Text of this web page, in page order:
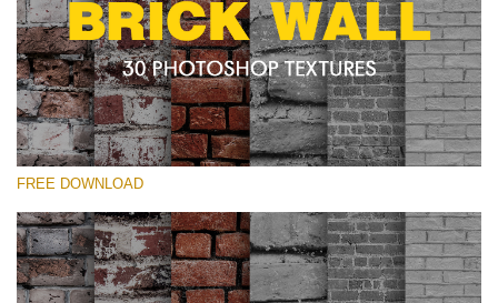
Kérlek, válassz
Brick Wall
(30 Textures)
FREE DOWNLOAD